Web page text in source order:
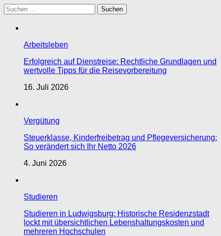
Suchen
nach:
Arbeitsleben
Erfolgreich auf Dienstreise: Rechtliche Grundlagen und
wertvolle Tipps für die Reisevorbereitung
16. Juli 2026
Vergütung
Steuerklasse, Kinderfreibetrag und Pflegeversicherung:
So verändert sich Ihr Netto 2026
4. Juni 2026
Studieren
Studieren in Ludwigsburg: Historische Residenzstadt
lockt mit übersichtlichen Lebenshaltungskosten und
mehreren Hochschulen